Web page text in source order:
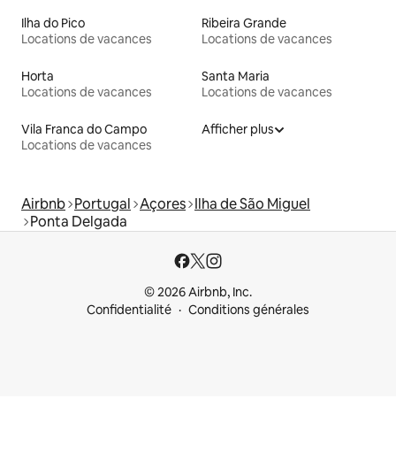
Ilha do Pico
Locations de vacances
Ribeira Grande
Locations de vacances
Horta
Locations de vacances
Santa Maria
Locations de vacances
Vila Franca do Campo
Locations de vacances
Afficher plus
Airbnb Portugal Açores Ilha de São Miguel
Ponta Delgada
© 2026 Airbnb, Inc.
Confidentialité
Conditions générales